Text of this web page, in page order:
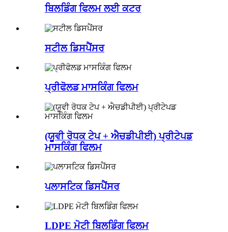
ਬਿਲਡਿੰਗ ਫਿਲਮ ਲਈ ਕਟਰ
ਸਟੀਲ ਡਿਸਪੈਂਸਰ
ਪ੍ਰੀਫੋਲਡ ਮਾਸਕਿੰਗ ਫਿਲਮ
(ਯੂਵੀ ਰੋਧਕ ਟੇਪ + ਐਚਡੀਪੀਈ) ਪ੍ਰੀਟੇਪਡ
ਮਾਸਕਿੰਗ ਫਿਲਮ
ਪਲਾਸਟਿਕ ਡਿਸਪੈਂਸਰ
LDPE ਮੋਟੀ ਬਿਲਡਿੰਗ ਫਿਲਮ